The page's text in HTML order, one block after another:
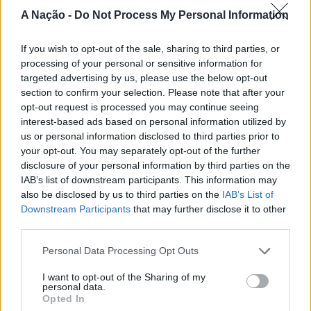
A Nação - Do Not Process My Personal Information
If you wish to opt-out of the sale, sharing to third parties, or
processing of your personal or sensitive information for
targeted advertising by us, please use the below opt-out
section to confirm your selection. Please note that after your
opt-out request is processed you may continue seeing
interest-based ads based on personal information utilized by
us or personal information disclosed to third parties prior to
your opt-out. You may separately opt-out of the further
disclosure of your personal information by third parties on the
IAB’s list of downstream participants. This information may
also be disclosed by us to third parties on the IAB’s List of
Downstream Participants that may further disclose it to other
Personal Data Processing Opt Outs
I want to opt-out of the Sharing of my
personal data.
Opted In
Nova de Milfontes e Ericeira.
A iniciativa pretende aproximar a prática dos desportos
de vento das comunidades costeiras, promovendo o
território através do mar e das suas condições naturais.
Nas palavras de Pedro Mota, De todas as etapas do
Nortada Ocean Rides, este evento é o que mais precisa
da “nortada” como apoio, porque sem vento não há
kitesurf.
A presença da Nortada vai mais uma vez, alem da
competição. O que queremos é fazer parte deste
movimento que promove o encontro entre atletas,
visitantes e a comunidade local. Que a marca Nortada
valorizando o património natural e a relação de
Esposende com o vento e o mar, refere o CEO da
Nortada.
ATUALIDADE
Cinco projetos de Cascais finalistas
em iniciativa europeia
Publicado 23 horas atrás on 05/08/2026
Por
Ígor Lopes
Awards,” a 30 de outubro de 2026, no Centro de
Congressos do Estoril.
Participação cívica, Juventude, Educação, Emprego e